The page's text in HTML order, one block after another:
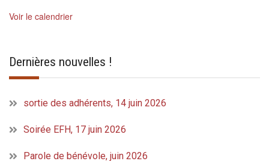
Voir le calendrier
Dernières nouvelles !
sortie des adhérents, 14 juin 2026
Soirée EFH, 17 juin 2026
Parole de bénévole, juin 2026